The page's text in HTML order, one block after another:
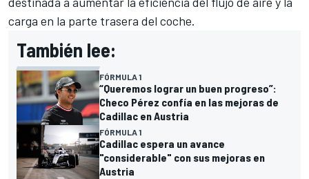
carga en la parte trasera del coche.
También lee:
FÓRMULA 1
“Queremos lograr un buen progreso”:
Checo Pérez confía en las mejoras de
Cadillac en Austria
FÓRMULA 1
Cadillac espera un avance
"considerable" con sus mejoras en
Austria